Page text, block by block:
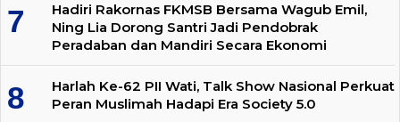
Hadiri Rakornas FKMSB Bersama Wagub Emil,
Ning Lia Dorong Santri Jadi Pendobrak
Peradaban dan Mandiri Secara Ekonomi
Harlah Ke-62 PII Wati, Talk Show Nasional Perkuat
Peran Muslimah Hadapi Era Society 5.0